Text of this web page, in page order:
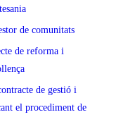
de comunitats
de reforma i
de gestió i
el procediment de